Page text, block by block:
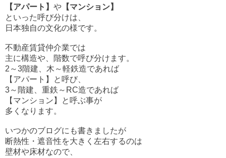
【アパート】 や 【マンション】
といった呼び分けは、
日本独自の文化の様です。
不動産賃貸仲介業では
主に構造や、階数で呼び分けます。
2～3階建、木～軽鉄造であれば
【アパート】と呼び、
3～階建、重鉄～RC造であれば
【マンション】と呼ぶ事が
多くなります。
いつかのブログにも書きましたが
断熱性・遮音性を大きく左右するのは
壁材や床材なので、